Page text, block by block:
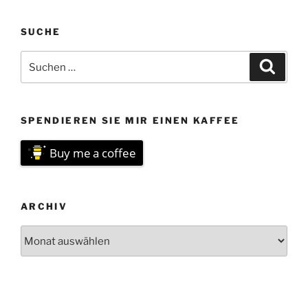
SUCHE
nach:
SPENDIEREN SIE MIR EINEN KAFFEE
Buy me a coffee
ARCHIV